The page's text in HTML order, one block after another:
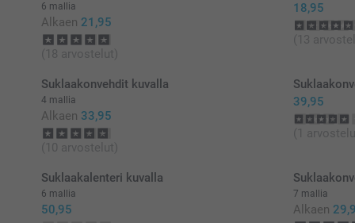
6 mallia
Alkaen 21,95
(18 arvostelut)
18,95
(13
Suklaakonvehdit kuvalla
4 mallia
Alkaen 33,95
(10 arvostelut)
39,95
(1
Suklaakalenteri kuvalla
6 mallia
50,95
7 mallia
Alkaen